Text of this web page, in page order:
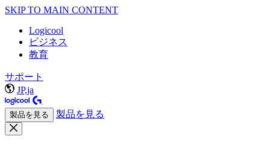
SKIP TO MAIN CONTENT
Logicool
ビジネス
教育
サポート
JP,ja
製品を見る 製品を見る